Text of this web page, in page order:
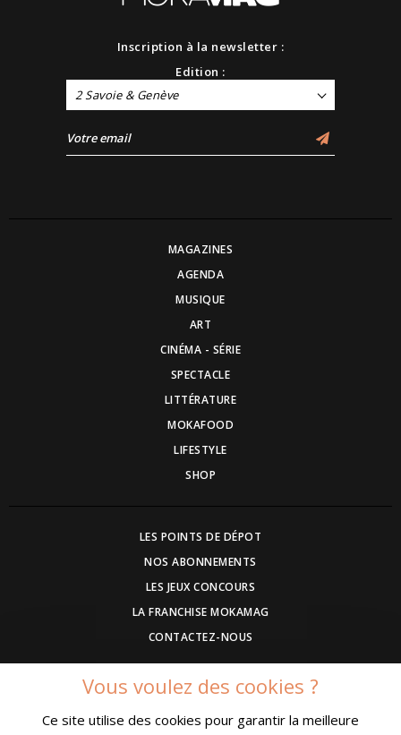
Inscription à la newsletter :
Edition :
2 Savoie & Genève
MAGAZINES
AGENDA
MUSIQUE
ART
CINÉMA - SÉRIE
SPECTACLE
LITTÉRATURE
MOKAFOOD
LIFESTYLE
SHOP
LES POINTS DE DÉPOT
NOS ABONNEMENTS
LES JEUX CONCOURS
LA FRANCHISE MOKAMAG
CONTACTEZ-NOUS
DEVENEZ ANNONCEUR
COMMUNIQUEZ UN EVENEMENT
Vous voulez des cookies ?
Ce site utilise des cookies pour garantir la meilleure